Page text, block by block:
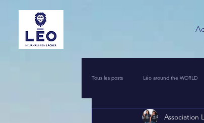
Tous les posts Léo around the WORLD
VOS INITIATIVES SOLIDAIRESAssociation